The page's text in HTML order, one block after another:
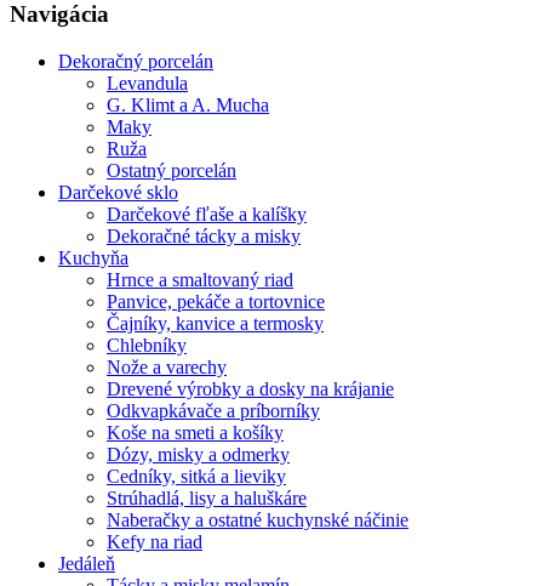
Navigácia
Dekoračný porcelán
Levandula
G. Klimt a A. Mucha
Maky
Ruža
Ostatný porcelán
Darčekové sklo
Darčekové fľaše a kalíšky
Dekoračné tácky a misky
Kuchyňa
Hrnce a smaltovaný riad
Panvice, pekáče a tortovnice
Čajníky, kanvice a termosky
Chlebníky
Nože a varechy
Drevené výrobky a dosky na krájanie
Odkvapkávače a príborníky
Koše na smeti a košíky
Dózy, misky a odmerky
Cedníky, sitká a lieviky
Strúhadlá, lisy a haluškáre
Naberačky a ostatné kuchynské náčinie
Kefy na riad
Jedáleň